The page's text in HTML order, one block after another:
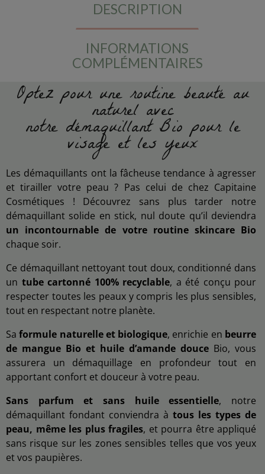
DESCRIPTION
INFORMATIONS
COMPLÉMENTAIRES
Optez pour une routine beauté au
naturel avec
notre démaquillant Bio pour le
visage et les yeux
Les démaquillants ont la fâcheuse tendance à agresser
et tirailler votre peau ? Pas celui de chez Capitaine
Cosmétiques ! Découvrez sans plus tarder notre
démaquillant solide en stick, nul doute qu’il deviendra
un incontournable de votre routine skincare Bio
chaque soir.
Ce démaquillant nettoyant tout doux, conditionné dans
un tube cartonné 100% recyclable, a été conçu pour
respecter toutes les peaux y compris les plus sensibles,
tout en respectant notre planète.
Sa formule naturelle et biologique, enrichie en beurre
de mangue Bio et huile d’amande douce Bio, vous
assurera un démaquillage en profondeur tout en
apportant confort et douceur à votre peau.
Sans parfum et sans huile essentielle, notre
démaquillant fondant conviendra à tous les types de
peau, même les plus fragiles, et pourra être appliqué
sans risque sur les zones sensibles telles que vos yeux
et vos paupières.